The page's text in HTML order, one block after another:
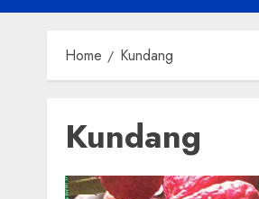
Home Kundang
Kundang